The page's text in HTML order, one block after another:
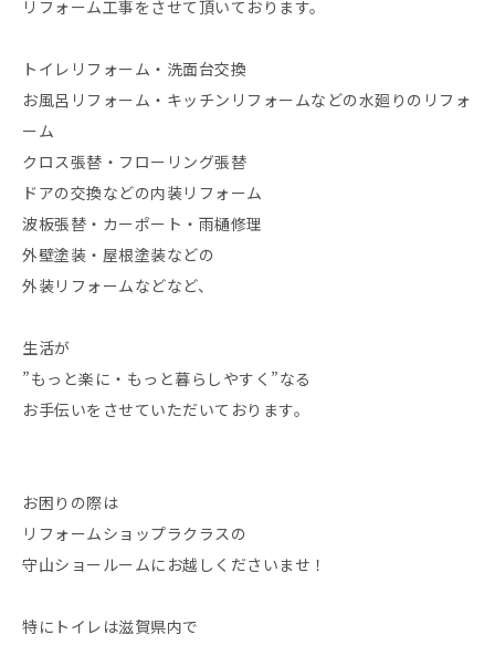
リフォーム工事をさせて頂いております。
トイレリフォーム・洗面台交換
お風呂リフォーム・キッチンリフォームなどの水廻りのリフォ
ーム
クロス張替・フローリング張替
ドアの交換などの内装リフォーム
波板張替・カーポート・雨樋修理
外壁塗装・屋根塗装などの
外装リフォームなどなど、
生活が
”もっと楽に・もっと暮らしやすく”なる
お手伝いをさせていただいております。
お困りの際は
リフォームショップラクラスの
守山ショールームにお越しくださいませ！
特にトイレは滋賀県内で